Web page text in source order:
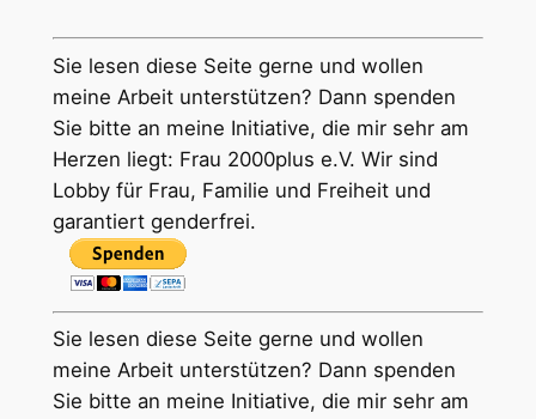
Sie lesen diese Seite gerne und wollen
meine Arbeit unterstützen? Dann spenden
Sie bitte an meine Initiative, die mir sehr am
Herzen liegt: Frau 2000plus e.V. Wir sind
Lobby für Frau, Familie und Freiheit und
garantiert genderfrei.
Sie lesen diese Seite gerne und wollen
meine Arbeit unterstützen? Dann spenden
Sie bitte an meine Initiative, die mir sehr am